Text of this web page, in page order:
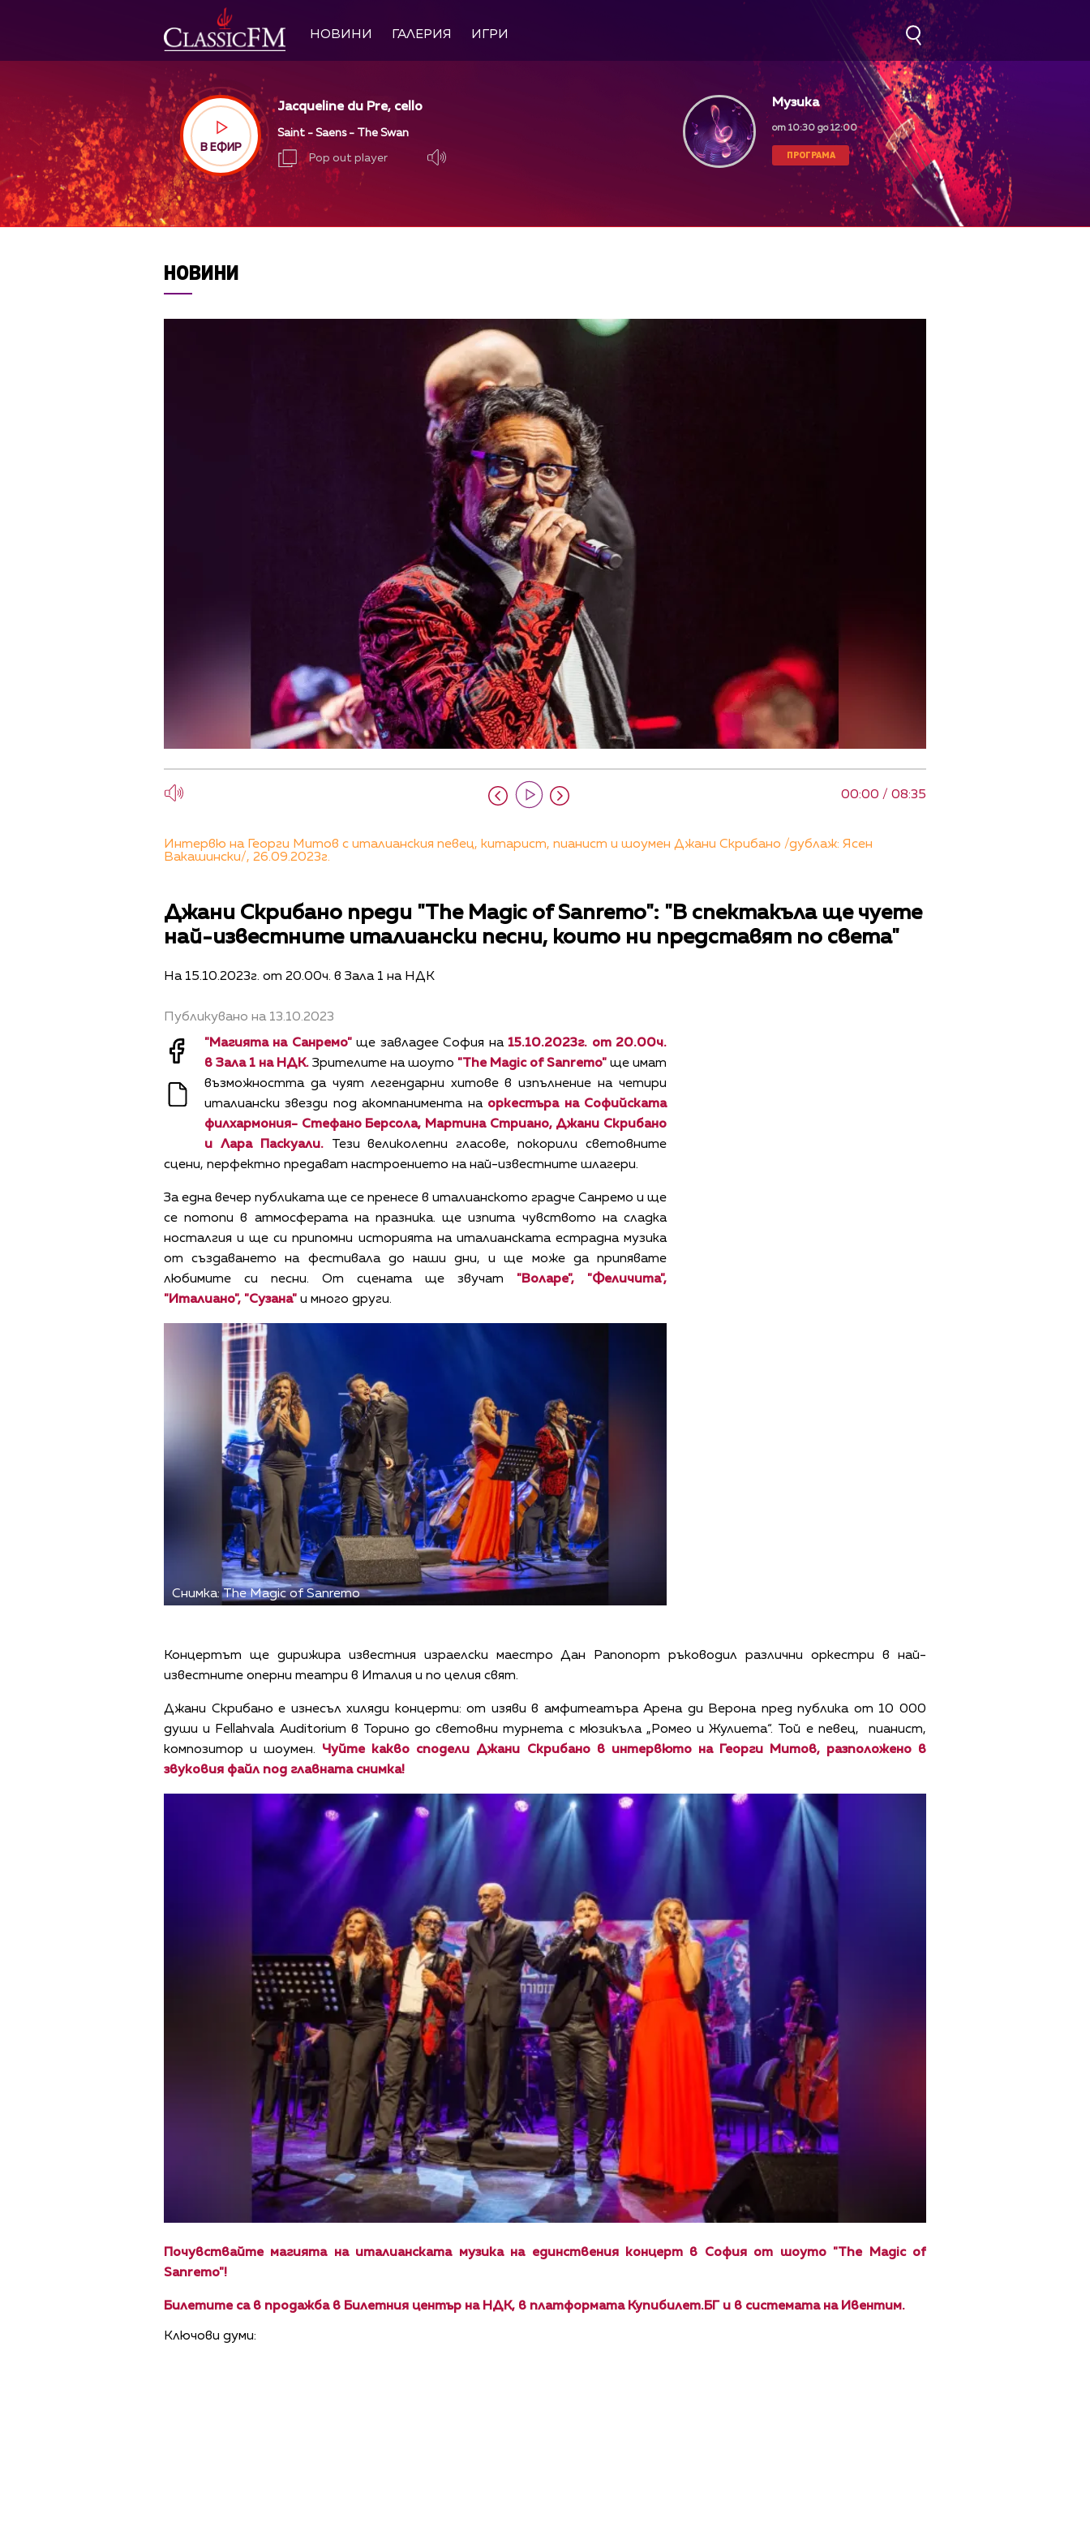
НОВИНИ ГАЛЕРИЯ ИГРИ
В ЕФИР
Jacqueline du Pre, cello
Saint - Saens - The Swan
Pop out player
Музика
от 10:30 до 12:00
ПРОГРАМА
НОВИНИ
00:00 / 08:35
Интервю на Георги Митов с италианския певец, китарист, пианист и шоумен Джани Скрибано /дублаж: Ясен
Вакашински/, 26.09.2023г.
Джани Скрибано преди "The Magic of Sanremo": "В спектакъла ще чуете
най-известните италиански песни, които ни представят по света"
На 15.10.2023г. от 20.00ч. в Зала 1 на НДК
Публикувано на 13.10.2023
"Магията на Санремо"ще завладее София на 15.10.2023г. от 20.00ч.
в Зала 1 на НДК. Зрителите на шоуто "The Magic of Sanremo" ще имат
възможността да чуят легендарни хитове в изпълнение на четири
италиански звезди под акомпанимента на оркестъра на Софийската
филхармония- Стефано Берсола, Мартина Стриано, Джани Скрибано
и Лара Паскуали. Тези великолепни гласове, покорили световните
сцени, перфектно предават настроението на най-известните шлагери.
За една вечер публиката ще се пренесе в италианското градче Санремо и ще
се потопи в атмосферата на празника. ще изпита чувството на сладка
носталгия и ще си припомни историята на италианската естрадна музика
от създаването на фестивала до наши дни, и ще може да припявате
любимите си песни. От сцената ще звучат "Воларе", "Феличита",
"Италиано", "Сузана" и много други.
Снимка: The Magic of Sanremo
Концертът ще дирижира известния израелски маестро Дан Рапопорт ръководил различни оркестри в най-
известните оперни театри в Италия и по целия свят.
Джани Скрибано е изнесъл хиляди концерти: от изяви в амфитеатъра Арена ди Верона пред публика от 10 000
души и Fellahvala Auditorium в Торино до световни турнета с мюзикъла „Ромео и Жулиета“. Той е певец, пианист,
композитор и шоумен. Чуйте какво сподели Джани Скрибано в интервюто на Георги Митов, разположено в
звуковия файл под главната снимка!
Почувствайте магията на италианската музика на единствения концерт в София от шоуто "The Magic of
Sanremo"!
Билетите са в продажба в Билетния център на НДК, в платформата Купибилет.БГ и в системата на Ивентим.
Ключови думи: